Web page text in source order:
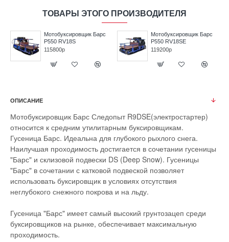
ТОВАРЫ ЭТОГО ПРОИЗВОДИТЕЛЯ
Мотобуксировщик Барс
P550 RV18S
115800р
Мотобуксировщик Барс
P550 RV18SE
119200р
ОПИСАНИЕ
Мотобуксировщик Барс Следопыт R9DSE(электростартер)
относится к средним утилитарным буксировщикам.
Гусеница Барс. Идеальна для глубокого рыхлого снега.
Наилучшая проходимость достигается в сочетании гусеницы
"Барс" и склизовой подвески DS (Deep Snow). Гусеницы
"Барс" в сочетании с катковой подвеской позволяет
использовать буксировщик в условиях отсутствия
неглубокого снежного покрова и на льду.
Гусеница "Барс" имеет самый высокий грунтозацеп среди
буксировщиков на рынке, обеспечивает максимальную
проходимость.